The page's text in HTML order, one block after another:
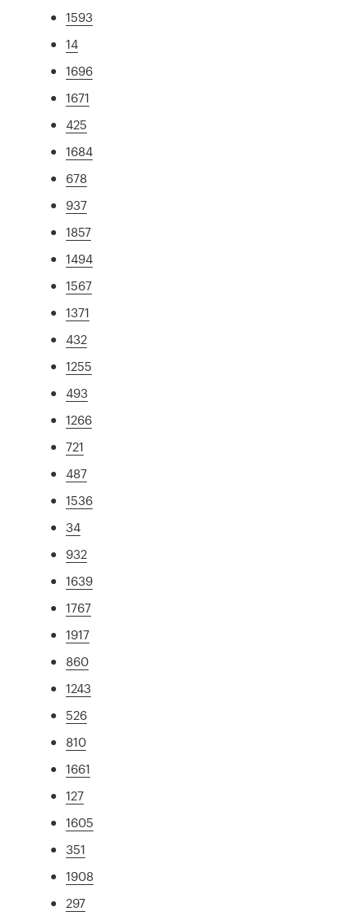
1593
14
1696
1671
425
1684
678
937
1857
1494
1567
1371
432
1255
493
1266
721
487
1536
34
932
1639
1767
1917
860
1243
526
810
1661
127
1605
351
1908
297